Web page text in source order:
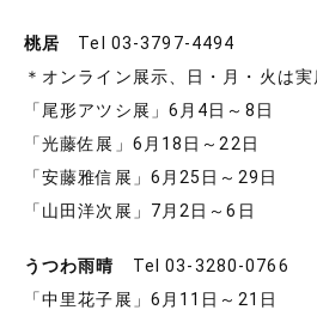
桃居 Tel 03-3797-4494
＊オンライン展示、日・月・火は
「尾形アツシ展」6月4日～8日
「光藤佐展」6月18日～22日
「安藤雅信展」6月25日～29日
「山田洋次展」7月2日～6日
うつわ雨晴 Tel 03-3280-0766
「中里花子展」6月11日～21日